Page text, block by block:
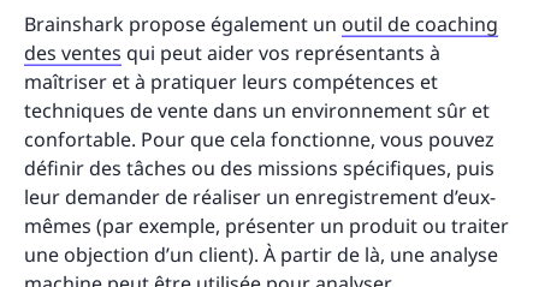
Brainshark propose également un outil de coaching
des ventes qui peut aider vos représentants à
maîtriser et à pratiquer leurs compétences et
techniques de vente dans un environnement sûr et
confortable. Pour que cela fonctionne, vous pouvez
définir des tâches ou des missions spécifiques, puis
leur demander de réaliser un enregistrement d’eux-
mêmes (par exemple, présenter un produit ou traiter
une objection d’un client). À partir de là, une analyse